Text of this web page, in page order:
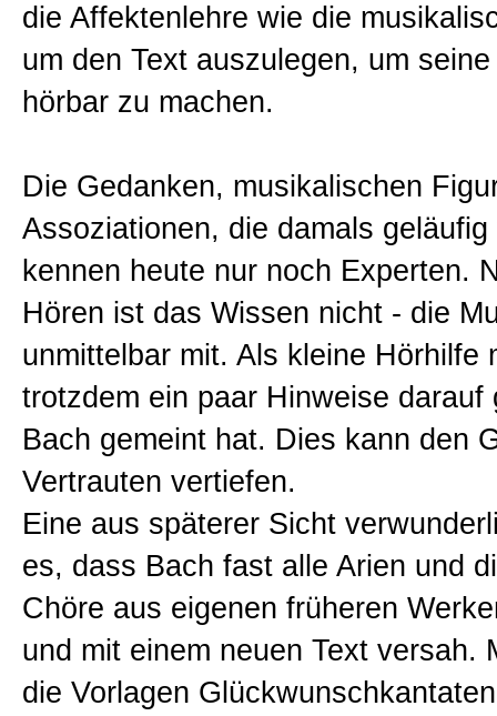
die Affektenlehre wie die
um den Text auszulegen, um
hörbar zu machen.
Die Gedanken, musikalischen
Assoziationen, die damals geläufig
kennen heute nur noch Experten.
Hören ist das Wissen nicht - die
unmittelbar mit. Als kleine Hörhilfe
trotzdem ein paar Hinweise darauf
Bach gemeint hat. Dies kann den
Vertrauten vertiefen.
Eine aus späterer Sicht
es, dass Bach fast alle Arien und
Chöre aus eigenen früheren
und mit einem neuen Text versah.
die Vorlagen